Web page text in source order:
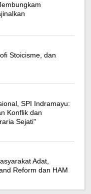
Stoicisme, dan
SPI Indramayu:
Konflik dan
Sejati"
Adat,
Reform dan HAM